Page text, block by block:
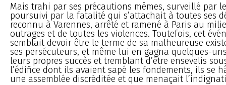
Mais trahi par ses précautions mêmes, surveillé par
poursuivi par la fatalité qui s’attachait à toutes ses
reconnu à Varennes, arrêté et ramené à Paris au
outrages et de toutes les violences. Toutefois, cet
semblait devoir être le terme de sa malheureuse
ses persécuteurs, et même lui en gagna quelques-
leurs propres succès et tremblant d’être ensevelis
l’édifice dont ils avaient sapé les fondements, ils se
une assemblée discréditée et que menaçait